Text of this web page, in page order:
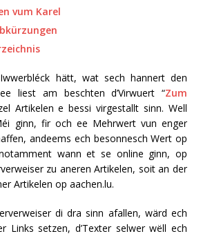
vum Karel
hätt, wat sech hannert den
liest am beschten d’Virwuert “Zum
Artikelen e bessi virgestallt sinn. Well
ginn, fir och ee Mehrwert vun enger
andeems ech besonnesch Wert op
wann et se online ginn, op
zu aneren Artikelen, soit an der
Artikelen op aachen.lu.
di dra sinn afallen, wärd ech
Links setzen, d’Texter selwer wëll ech